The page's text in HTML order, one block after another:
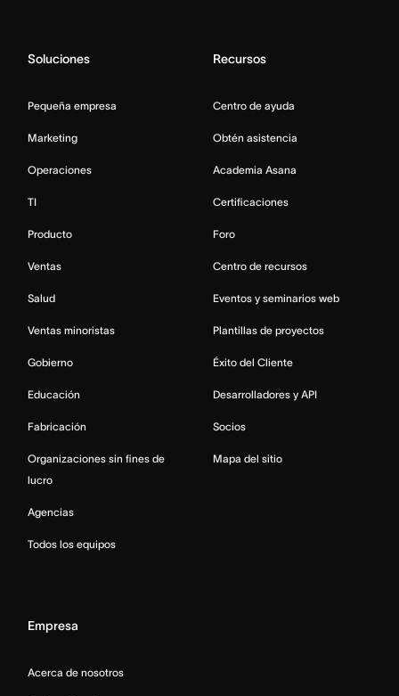
Soluciones
Pequeña empresa
Marketing
Operaciones
TI
Producto
Ventas
Salud
Ventas minoristas
Gobierno
Educación
Fabricación
Organizaciones sin fines de
lucro
Agencias
Todos los equipos
Recursos
Centro de ayuda
Obtén asistencia
Academia Asana
Certificaciones
Foro
Centro de recursos
Eventos y seminarios web
Plantillas de proyectos
Éxito del Cliente
Desarrolladores y API
Socios
Mapa del sitio
Empresa
Acerca de nosotros